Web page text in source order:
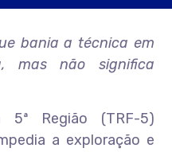
bania a técnica em
mas não significa
5ª Região (TRF-5)
a exploração e